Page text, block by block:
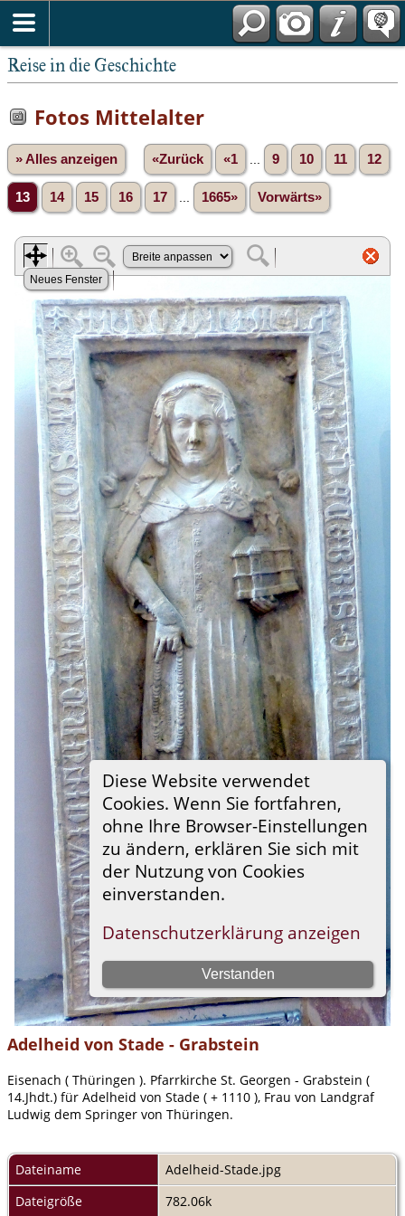
Reise in die Geschichte
Fotos Mittelalter
» Alles anzeigen «Zurück «1 9 10 11 12
13 14 15 16 17 1665» Vorwärts»
Adelheid von Stade - Grabstein
Eisenach ( Thüringen ). Pfarrkirche St. Georgen - Grabstein (
14.Jhdt.) für Adelheid von Stade ( + 1110 ), Frau von Landgraf
Ludwig dem Springer von Thüringen.
Dateiname
Adelheid-Stade.jpg
Dateigröße
782.06k